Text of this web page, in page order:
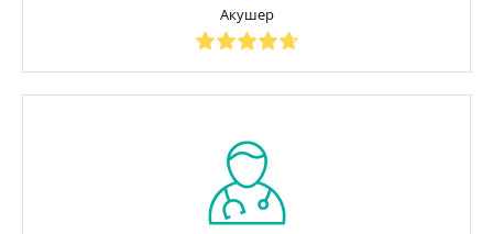
Акушер